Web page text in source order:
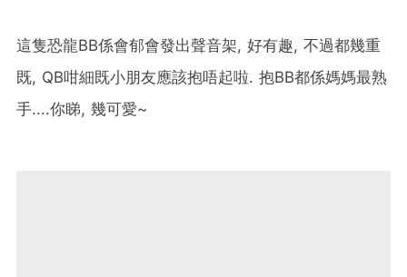
這隻恐龍BB係會郁會發出聲音架, 好有趣, 不過都幾重
既, QB咁細既小朋友應該抱唔起啦. 抱BB都係媽媽最熟
手....你睇, 幾可愛~